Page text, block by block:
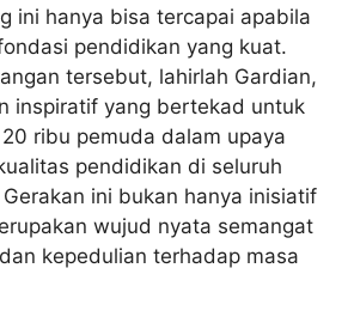
ini hanya bisa tercapai apabila
pendidikan yang kuat.
tersebut, lahirlah Gardian,
inspiratif yang bertekad untuk
ribu pemuda dalam upaya
pendidikan di seluruh
ini bukan hanya inisiatif
wujud nyata semangat
kepedulian terhadap masa